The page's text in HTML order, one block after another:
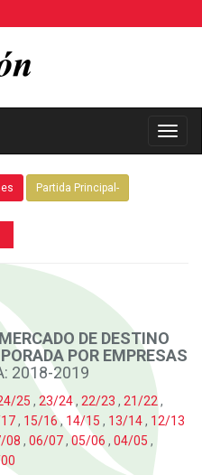
Partida Principal-
DE DESTINO
POR EMPRESAS
2018-2019
25 , 23/24, 22/23 , 21/22 ,
, 15/16, 14/15 , 13/14, 12/13
08 , 06/07, 05/06 , 04/05 ,